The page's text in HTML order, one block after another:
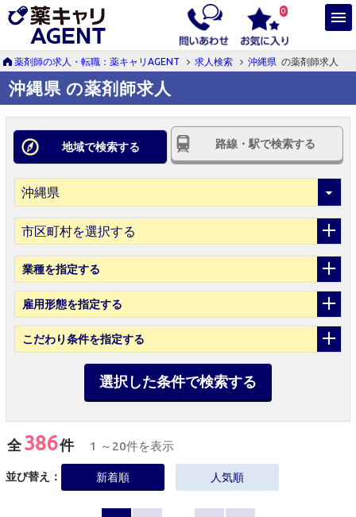
0
薬剤師の求人・転職：薬キャリAGENT 求人検索 沖縄県 の薬剤師求人
沖縄県 の薬剤師求人
地域で検索する 路線・駅で検索する
市区町村を選択する
業種を指定する
雇用形態を指定する
こだわり条件を指定する
選択した条件で検索する
全386件 1 ～20件を表示
並び替え： 新着順 人気順